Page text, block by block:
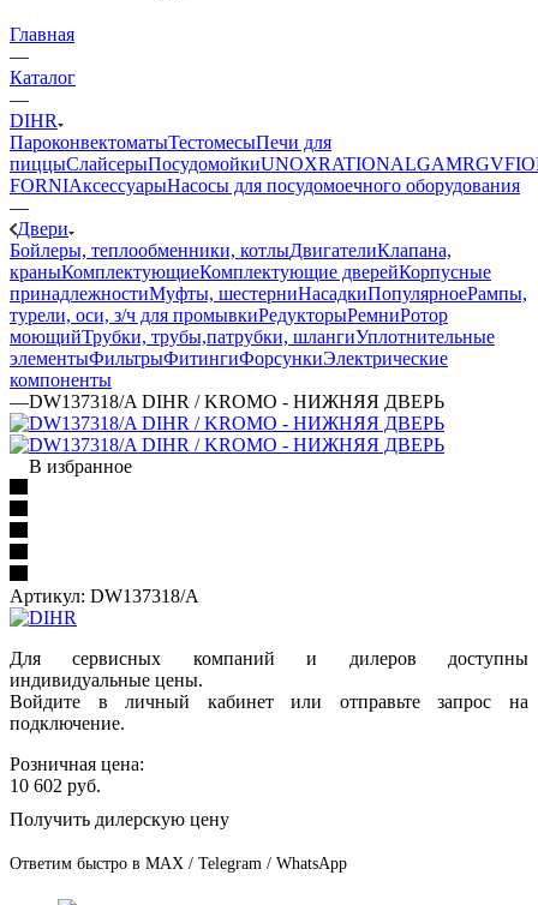
Главная
—
Каталог
—
DIHR
ПароконвектоматыТестомесыПечи для
пиццыСлайсерыПосудомойкиUNOXRATIONALGAMRGV
FORNIАксессуарыНасосы для посудомоечного оборудования
—
Двери
Бойлеры, теплообменники, котлыДвигателиКлапана,
краныКомплектующиеКомплектующие дверейКорпусные
принадлежностиМуфты, шестерниНасадкиПопулярноеРампы,
турели, оси, з/ч для промывкиРедукторыРемниРотор
моющийТрубки, трубы,патрубки, шлангиУплотнительные
элементыФильтрыФитингиФорсункиЭлектрические
компоненты
—DW137318/A DIHR / KROMO - НИЖНЯЯ ДВЕРЬ
В избранное
Артикул: DW137318/A
Для сервисных компаний и дилеров доступны
индивидуальные цены.
Войдите в личный кабинет или отправьте запрос на
подключение.
Розничная цена:
10 602 руб.
Получить дилерскую цену
Ответим быстро в MAX / Telegram / WhatsApp